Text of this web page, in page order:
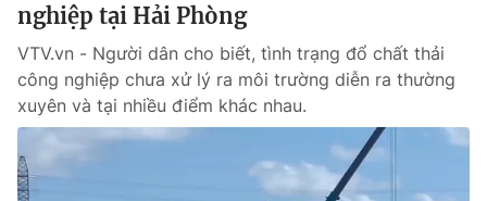
nghiệp tại Hải Phòng
VTV.vn - Người dân cho biết, tình trạng đổ chất thải
công nghiệp chưa xử lý ra môi trường diễn ra thường
xuyên và tại nhiều điểm khác nhau.